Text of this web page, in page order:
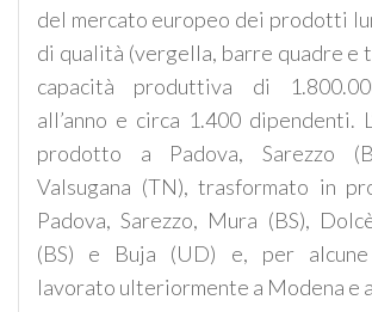
del mercato europeo dei prodotti
di qualità (vergella, barre quadre e
capacità produttiva di
all’anno e circa 1.400 dipendenti.
prodotto a Padova, Sarezzo
Valsugana (TN), trasformato in
Padova, Sarezzo, Mura (BS),
(BS) e Buja (UD) e, per alcune
lavorato ulteriormente a Modena e